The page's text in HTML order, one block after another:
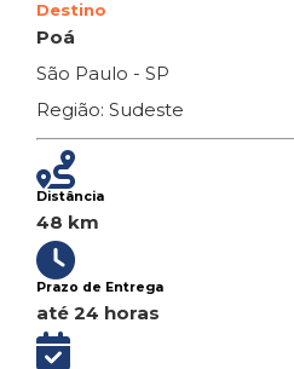
Destino
Poá
São Paulo - SP
Região: Sudeste
Distância
48 km
Prazo de Entrega
até 24 horas